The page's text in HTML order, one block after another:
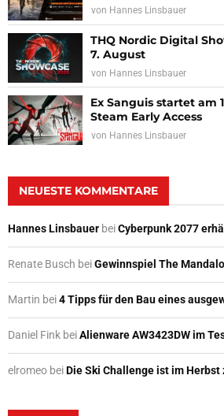
von Hannes Linsbauer
THQ Nordic Digital
7. August
von Hannes Linsbauer
Ex Sanguis startet am
Steam Early Access
von Hannes Linsbauer
NEUESTE KOMMENTARE
Hannes Linsbauer beiCyberpunk 2077
Renate Busch beiGewinnspiel The
Martin bei4 Tipps für den Bau eines
Daniel Fink beiAlienware AW3423DW im
elromeo beiDie Ski Challenge ist im Herbst